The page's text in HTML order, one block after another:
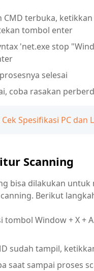
CMD terbuka,
tombol enter
'net.exe stop
selesai
coba rasakan
Cek Spesifikasi PC
Scanning
bisa dilakukan
Berikut
tombol Window + X +
sudah tampil,
saat sampai proses